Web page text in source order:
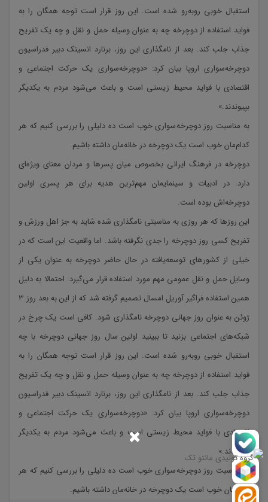
استقبال خوبی روبه‌رو شده است. این روز قرار است توجه همگان را به
فواید استفاده از دوچرخه چه به عنوان وسیله حمل و نقل و چه یک تفریح
جذاب جلب کند. بعد از نامگذاری این روز، برنارد انسینک دبیر فدراسیون
دوچرخه‌سواری اروپا بیان کرد: «دوچرخه‌سواری یک حرکت اجتماعی و
اقتصادی با فواید محیط زیستی است و باعث می‌شود مردم به یکدیگر
بپیوندند.»
به مناسبت روز دوچرخه‌سواری خوب است ده دلیلی را بررسی کنیم که هر
کدام‌مان خوب است یک دوچرخه در خانه‌مان داشته باشیم.
دوچرخه در فرهنگ ایرانی بخصوص میان پسرها و مردان معنای ویژه‌ای
دارد. در ادبیات و سینمایمان مهم‌ترین هدیه برای هر پسری اولین
دوچرخه‌اش بوده است.
این روزها که هر روزی به مناسبتی نامگذاری شده شاید به جز اهل ورزش و
تفریح کسی روز دوچرخه را جدی نگرفته باشد. اما واقعیت این است که در
خیلی از کشورهای توسعه‌یافته در حال حاضر دوچرخه به عنوان یکی از
وسایل حمل و نقل عمومی مهم مورد استفاده قرار می‌گیرد. احتمالا به دلیل
همین استفاده فراگیر آوریل امسال تصمیم گرفته شد که از این به بعد روز ۳
ژوئن به عنوان روز جهانی دوچرخه نامگذاری شود. کافی است یک چرخ در
شبکه‌های اجتماعی بزنید تا ببینید اولین سال روز جهانی دوچرخه با چه
استقبال خوبی روبه‌رو شده است. این روز قرار است توجه همگان را به
فواید استفاده از دوچرخه چه به عنوان وسیله حمل و نقل و چه یک تفریح
جذاب جلب کند. بعد از نامگذاری این روز، برنارد انسینک دبیر فدراسیون
دوچرخه‌سواری اروپا بیان کرد: «دوچرخه‌سواری یک حرکت اجتماعی و
اقتصادی با فواید محیط زیستی است و باعث می‌شود مردم به یکدیگر
بپیوندند.»
به مناسبت روز دوچرخه‌سواری خوب است ده دلیلی را بررسی کنیم که هر
کدام‌مان خوب است یک دوچرخه در خانه‌مان داشته باشیم.
×